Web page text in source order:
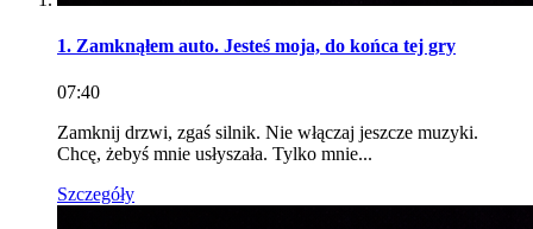
1. Zamknąłem auto. Jesteś moja, do końca tej gry
07:40
Zamknij drzwi, zgaś silnik. Nie włączaj jeszcze muzyki.
Chcę, żebyś mnie usłyszała. Tylko mnie...
Szczegóły